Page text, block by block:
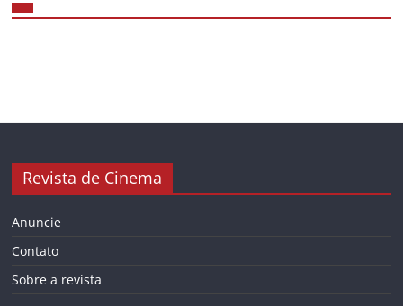
Revista de Cinema
Anuncie
Contato
Sobre a revista